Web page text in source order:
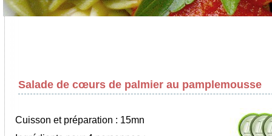
Salade de cœurs de palmier au pamplemousse
Cuisson et préparation : 15mn